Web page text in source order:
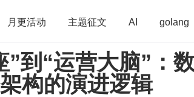
月更活动 主题征文 AI golang
算法 学习方法
运维 深度思考
”到“运营大脑”：
构的演进逻辑